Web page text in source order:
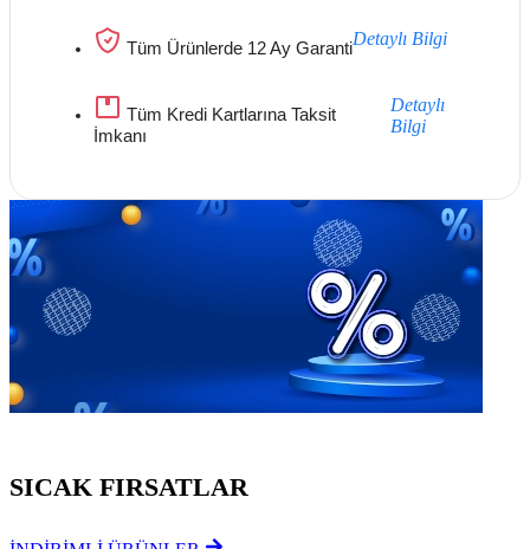
Tüm Ürünlerde 12 Ay GarantiDetaylı Bilgi
Tüm Kredi Kartlarına Taksit
İmkanı
Detaylı
Bilgi
SICAK FIRSATLAR